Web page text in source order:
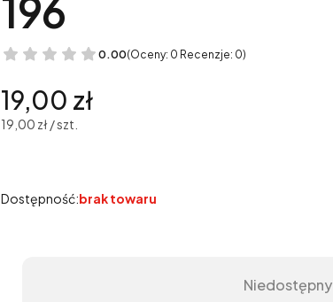
196
0.00(Oceny: 0 Recenzje: 0)
Cena
19,00 zł
19,00 zł / szt.
Dostępność:brak towaru
Niedostępny